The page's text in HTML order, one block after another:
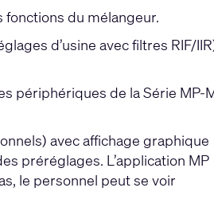
fonctions du mélangeur.
d’usine avec filtres RIF/
périphériques de la Série MP-
avec affichage graphique
préréglages. L’application MP
le personnel peut se voir